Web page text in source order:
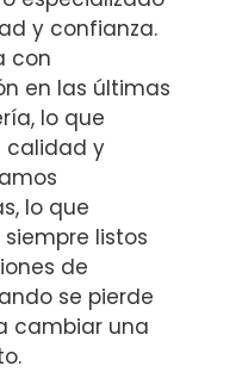
y confianza.
con
en las últimas
lo que
calidad y
lo que
listos
de
se pierde
cambiar una